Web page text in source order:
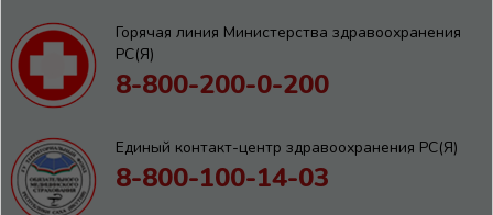
Горячая линия Министерства здравоохранения
РС(Я)
8-800-200-0-200
Единый контакт-центр здравоохранения РС(Я)
8-800-100-14-03